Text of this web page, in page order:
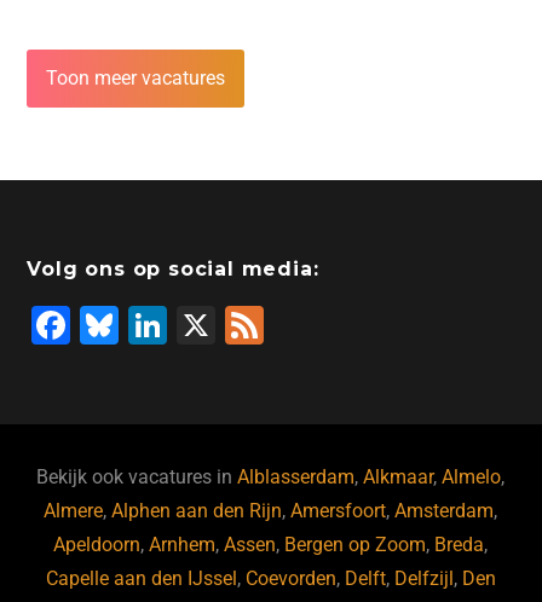
Toon meer vacatures
Volg ons op social media:
F
b
o
o
Bl
ky
Li
dI
n
X
Bekijk ook vacatures inAlblasserdam,Alkmaar,Almelo,
Almere,Alphen aan den Rijn,Amersfoort,Amsterdam,
Apeldoorn,Arnhem,Assen, Bergen op Zoom, Breda,
Capelle aan den IJssel , Coevorden, Delft, Delfzijl , Den